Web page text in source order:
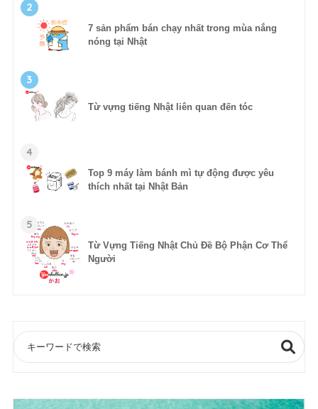
2
7 sản phẩm bán chạy nhất trong mùa nắng
nóng tại Nhật
3
Từ vựng tiếng Nhật liên quan đến tóc
4
Top 9 máy làm bánh mì tự động được yêu
thích nhất tại Nhật Bản
5
Từ Vựng Tiếng Nhật Chủ Đề Bộ Phận Cơ Thể
Người